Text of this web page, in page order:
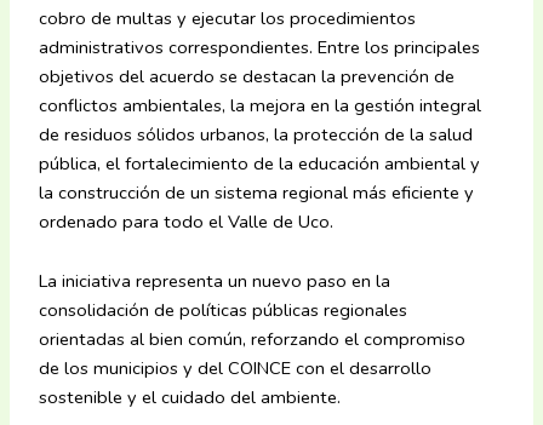
cobro de multas y ejecutar los procedimientos
administrativos correspondientes. Entre los principales
objetivos del acuerdo se destacan la prevención de
conflictos ambientales, la mejora en la gestión integral
de residuos sólidos urbanos, la protección de la salud
pública, el fortalecimiento de la educación ambiental y
la construcción de un sistema regional más eficiente y
ordenado para todo el Valle de Uco.
La iniciativa representa un nuevo paso en la
consolidación de políticas públicas regionales
orientadas al bien común, reforzando el compromiso
de los municipios y del COINCE con el desarrollo
sostenible y el cuidado del ambiente.